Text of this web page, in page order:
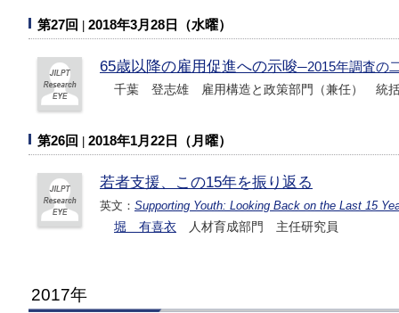
第27回 2018年3月28日（水曜）
65歳以降の雇用促進への示唆─2015年調査の
千葉 登志雄 雇用構造と政策部門（兼任） 統括
第26回 2018年1月22日（月曜）
若者支援、この15年を振り返る
英文： Supporting Youth: Looking Back on the Last 15
堀 有喜衣 人材育成部門 主任研究員
2017年